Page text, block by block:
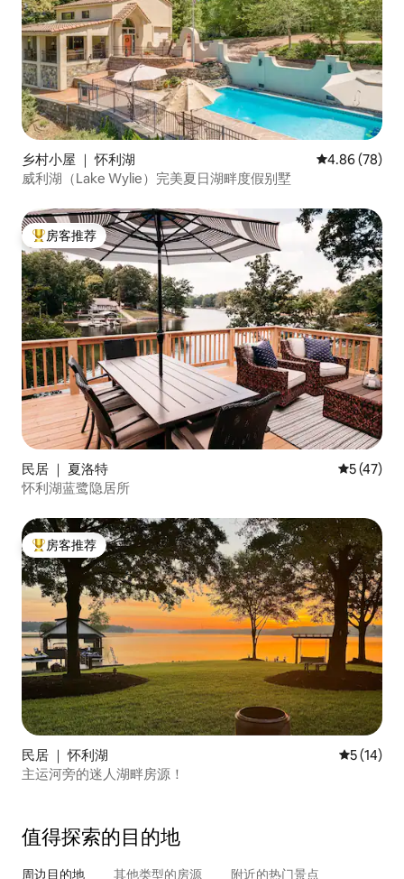
乡村小屋 ｜ 怀利湖 平均评分 4.86
4.86 (78)
威利湖（Lake Wylie）完美夏日湖畔度假别墅
热门「房客推荐」
房客推荐
民居 ｜ 夏洛特 平均评分
5 (47)
怀利湖蓝鹭隐居所
热门「房客推荐」
房客推荐
民居 ｜ 怀利湖 平均评分
5 (14)
主运河旁的迷人湖畔房源！
值得探索的目的地
周边目的地 其他类型的房源 附近的热门景点